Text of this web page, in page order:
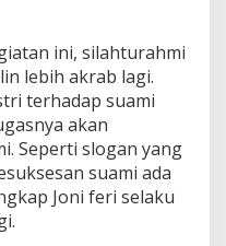
ini, silahturahmi
lebih akrab lagi.
terhadap suami
akan
Seperti slogan yang
suami ada
Joni feri selaku